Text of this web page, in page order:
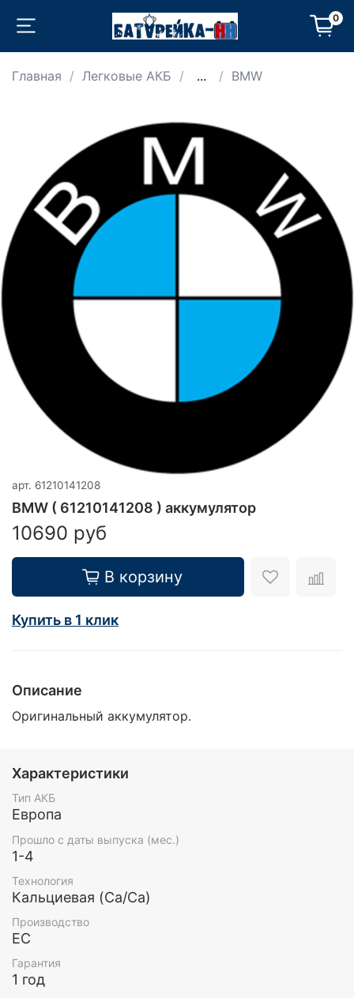
0
Главная Легковые АКБ ... BMW
арт. 61210141208
BMW ( 61210141208 ) аккумулятор
10690 руб
В корзину
Купить в 1 клик
Описание
Оригинальный аккумулятор.
Характеристики
Тип АКБ
Европа
Прошло с даты выпуска (мес.)
1-4
Технология
Кальциевая (Ca/Ca)
Производство
ЕС
Гарантия
1 год